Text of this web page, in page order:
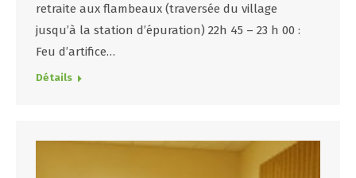
retraite aux flambeaux (traversée du village
jusqu’à la station d’épuration) 22h 45 – 23 h 00 :
Feu d’artifice…
Détails